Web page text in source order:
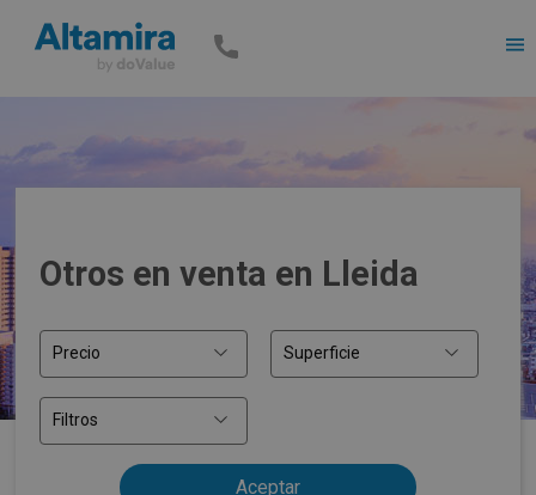
Otros en venta en Lleida
Precio Superficie
Filtros